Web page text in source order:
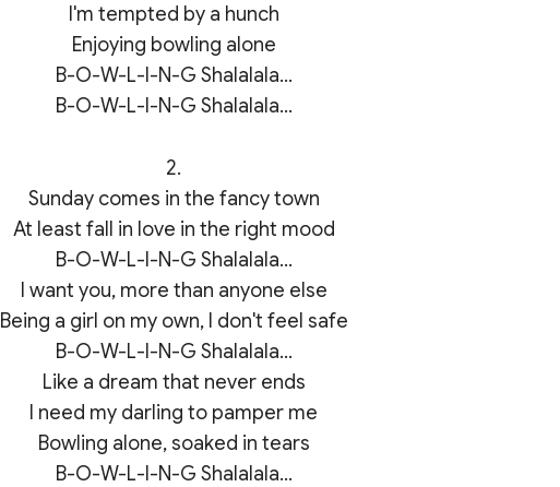
I'm tempted by a hunch
Enjoying bowling alone
B-O-W-L-I-N-G Shalalala...
2.
Sunday comes in the fancy town
At least fall in love in the right mood
B-O-W-L-I-N-G Shalalala...
I want you, more than anyone else
Being a girl on my own, I don't feel safe
B-O-W-L-I-N-G Shalalala...
Like a dream that never ends
I need my darling to pamper me
Bowling alone, soaked in tears
B-O-W-L-I-N-G Shalalala...